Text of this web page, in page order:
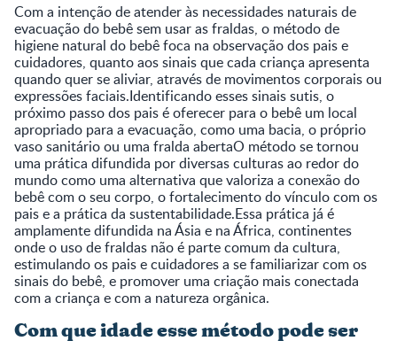
Com a intenção de atender às necessidades naturais de
evacuação do bebê sem usar as fraldas, o método de
higiene natural do bebê foca na observação dos pais e
cuidadores, quanto aos sinais que cada criança apresenta
quando quer se aliviar, através de movimentos corporais ou
expressões faciais.Identificando esses sinais sutis, o
próximo passo dos pais é oferecer para o bebê um local
apropriado para a evacuação, como uma bacia, o próprio
vaso sanitário ou uma fralda abertaO método se tornou
uma prática difundida por diversas culturas ao redor do
mundo como uma alternativa que valoriza a conexão do
bebê com o seu corpo, o fortalecimento do vínculo com os
pais e a prática da sustentabilidade.Essa prática já é
amplamente difundida na Ásia e na África, continentes
onde o uso de fraldas não é parte comum da cultura,
estimulando os pais e cuidadores a se familiarizar com os
sinais do bebê, e promover uma criação mais conectada
com a criança e com a natureza orgânica.
Com que idade esse método pode ser